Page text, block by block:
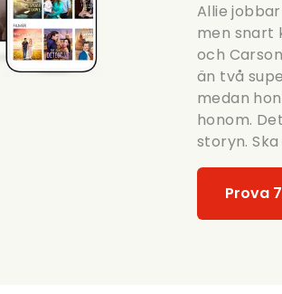
Allie
men snart
och
än två
medan
honom.
storyn.
Prova